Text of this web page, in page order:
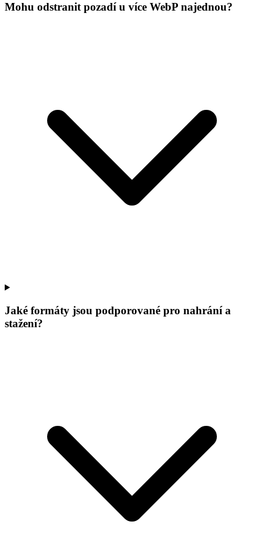
Mohu odstranit pozadí u více WebP najednou?
Jaké formáty jsou podporované pro nahrání a
stažení?